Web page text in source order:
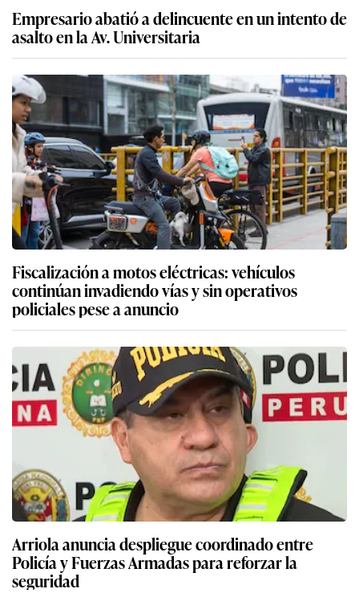
Empresario abatió a delincuente en un intento de
asalto en la Av. Universitaria
Fiscalización a motos eléctricas: vehículos
continúan invadiendo vías y sin operativos
policiales pese a anuncio
Arriola anuncia despliegue coordinado entre
Policía y Fuerzas Armadas para reforzar la
seguridad